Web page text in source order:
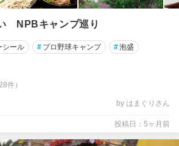
NPBキャンプ巡り
シール # プロ野球キャンプ #泡盛
件）
by はまぐりさん
投稿日：5ヶ月前